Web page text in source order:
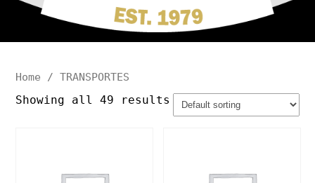
Home / TRANSPORTES
Showing all 49 results